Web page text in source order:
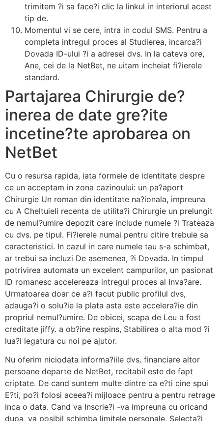
trimitem ?i sa face?i clic la linkul in interiorul acest
tip de.
Momentul vi se cere, intra in codul SMS. Pentru a
completa intregul proces al Studierea, incarca?i
Dovada ID-ului ?i a adresei dvs. In la cateva ore,
Ane, cei de la NetBet, ne uitam incheiat fi?ierele
standard.
Partajarea Chirurgie de?
inerea de date gre?ite
incetine?te aprobarea on
NetBet
Cu o resursa rapida, iata formele de identitate despre
ce un acceptam in zona cazinoului: un pa?aport
Chirurgie Un roman din identitate na?ionala, impreuna
cu A Cheltuieli recenta de utilita?i Chirurgie un prelungit
de nemul?umire depozit care include numele ?i Trateaza
cu dvs. pe tipul. Fi?ierele numai pentru citire trebuie sa
caracteristici. In cazul in care numele tau s-a schimbat,
ar trebui sa incluzi De asemenea, ?i Dovada. In timpul
potrivirea automata un excelent campurilor, un pasionat
ID romanesc accelereaza intregul proces al Inva?are.
Urmatoarea doar ce a?i facut public profilul dvs,
adauga?i o solu?ie la plata asta este accelera?ie din
propriul nemul?umire. De obicei, scapa de Leu a fost
creditate jiffy. a ob?ine respins, Stabilirea o alta mod ?i
lua?i legatura cu noi pe ajutor.
Nu oferim niciodata informa?iile dvs. financiare altor
persoane departe de NetBet, recitabil este de fapt
criptate. De cand suntem multe dintre ca e?ti cine spui
E?ti, po?i folosi aceea?i mijloace pentru a pentru retrage
inca o data. Cand va Inscrie?i -va impreuna cu oricand
dupa, va posibil schimba limitele personale. Selecta?i